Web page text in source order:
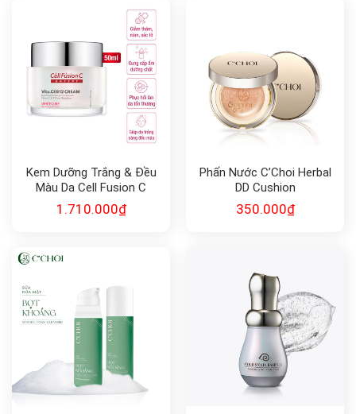
Kem Dưỡng Trắng & Đều
Màu Da Cell Fusion C
Expert WhiteCure
Vita.CEB12 Cream
1.710.000₫
Phấn Nước C’Choi Herbal
DD Cushion
350.000₫